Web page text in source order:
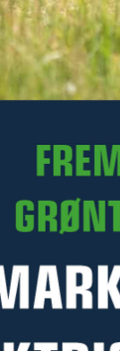
de kan